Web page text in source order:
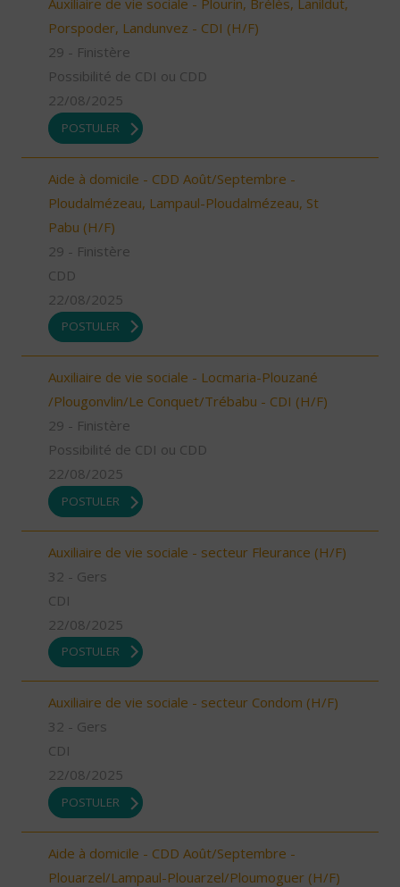
Auxiliaire de vie sociale - Plourin, Brélès, Lanildut,
Porspoder, Landunvez - CDI (H/F)
29 - Finistère
Possibilité de CDI ou CDD
22/08/2025
POSTULER
Aide à domicile - CDD Août/Septembre -
Ploudalmézeau, Lampaul-Ploudalmézeau, St
Pabu (H/F)
29 - Finistère
CDD
22/08/2025
POSTULER
Auxiliaire de vie sociale - Locmaria-Plouzané
/Plougonvlin/Le Conquet/Trébabu - CDI (H/F)
29 - Finistère
Possibilité de CDI ou CDD
22/08/2025
POSTULER
Auxiliaire de vie sociale - secteur Fleurance (H/F)
32 - Gers
CDI
22/08/2025
POSTULER
Auxiliaire de vie sociale - secteur Condom (H/F)
32 - Gers
CDI
22/08/2025
POSTULER
Aide à domicile - CDD Août/Septembre -
Plouarzel/Lampaul-Plouarzel/Ploumoguer (H/F)